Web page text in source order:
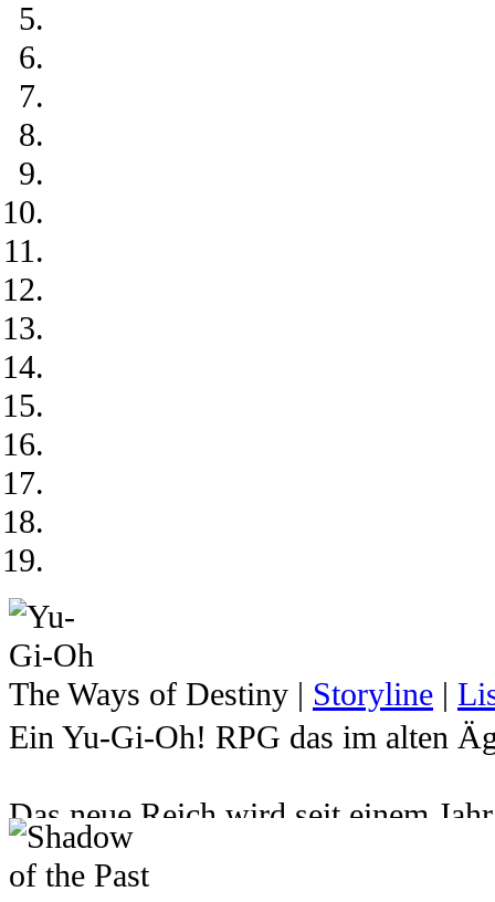
The Ways of Destiny | Storyline |
Ein Yu-Gi-Oh! RPG das im alten
Das neue Reich wird seit einem
Atemu den Herrscher über das
hat. Dadurch wurde der junge